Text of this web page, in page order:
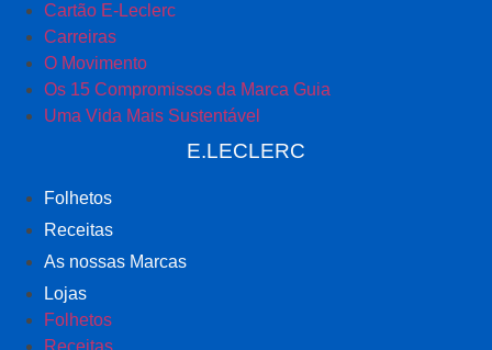
Cartão E-Leclerc
Carreiras
O Movimento
Os 15 Compromissos da Marca Guia
Uma Vida Mais Sustentável
E.LECLERC
Folhetos
Receitas
As nossas Marcas
Lojas
Folhetos